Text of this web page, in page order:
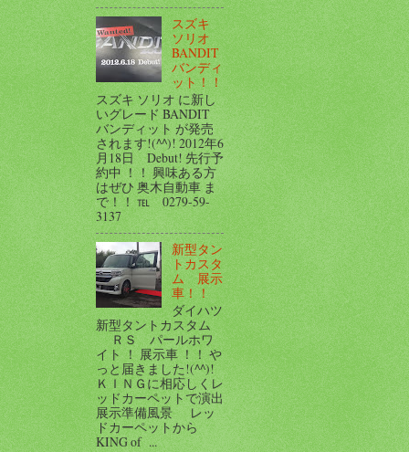
スズキ
ソリオ
BANDIT
バンディ
ット！！
スズキ ソリオ に新し
いグレード BANDIT
バンディット が発売
されます!(^^)! 2012年6
月18日 Debut! 先行予
約中 ！！ 興味ある方
はぜひ 奥木自動車 ま
で！！ ℡ 0279-59-
3137
新型タン
トカスタ
ム 展示
車！！
ダイハツ
新型タントカスタム
ＲＳ パールホワ
イト ！ 展示車 ！！ や
っと届きました!(^^)!
ＫＩＮＧに相応しくレ
ッドカーペットで演出
展示準備風景 レッ
ドカーペットから
KING of ...